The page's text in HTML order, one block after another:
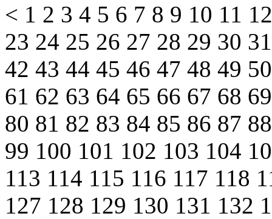
< 1 2 3 4 5 6 7 8 9 10 11
23 24 25 26 27 28 29 30
42 43 44 45 46 47 48 49
61 62 63 64 65 66 67 68
80 81 82 83 84 85 86 87
99 100 101 102 103 104
113 114 115 116 117 118
127 128 129 130 131 132